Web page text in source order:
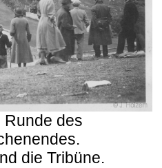
Runde des
die Tribüne.